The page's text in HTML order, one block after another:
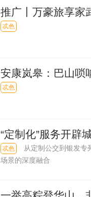
推广丨万豪旅享家
楚”跨城体验之旅
忒色
安康岚皋：巴山唢
忒色
“定制化”服务开辟
忒色
从定制公交到银发专
场景的深度融合